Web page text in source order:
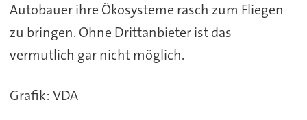
Autobauer ihre Ökosysteme rasch zum Fliegen
zu bringen. Ohne Drittanbieter ist das
vermutlich gar nicht möglich.
Grafik: VDA